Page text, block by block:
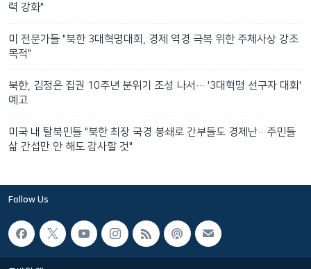
력 강화"
미 전문가들 "북한 3대혁명대회, 경제 역경 극복 위한 주체사상 강조
목적"
북한, 김정은 집권 10주년 분위기 조성 나서… '3대혁명 선구자 대회'
예고
미국 내 탈북민들 "북한 최장 국경 봉쇄로 간부들도 경제난…주민들
삶 간섭만 안 해도 감사할 것"
Follow Us